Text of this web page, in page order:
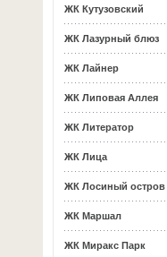
ЖК Кутузовский
ЖК Лазурный блюз
ЖК Лайнер
ЖК Липовая Аллея
ЖК Литератор
ЖК Лица
ЖК Лосиный остров
ЖК Маршал
ЖК Миракс Парк